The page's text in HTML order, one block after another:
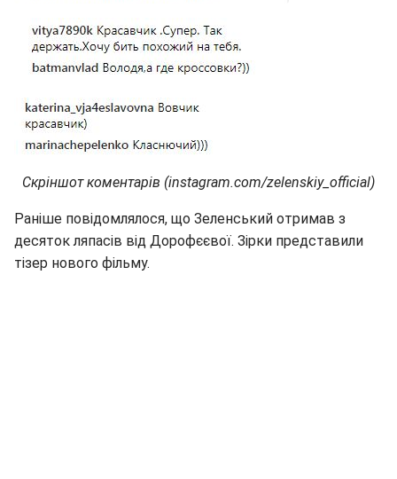
Скріншот коментарів (instagram.com/zelenskiy_official)
Раніше повідомлялося, що Зеленський отримав з
десяток ляпасів від Дорофєєвої. Зірки представили
тізер нового фільму.